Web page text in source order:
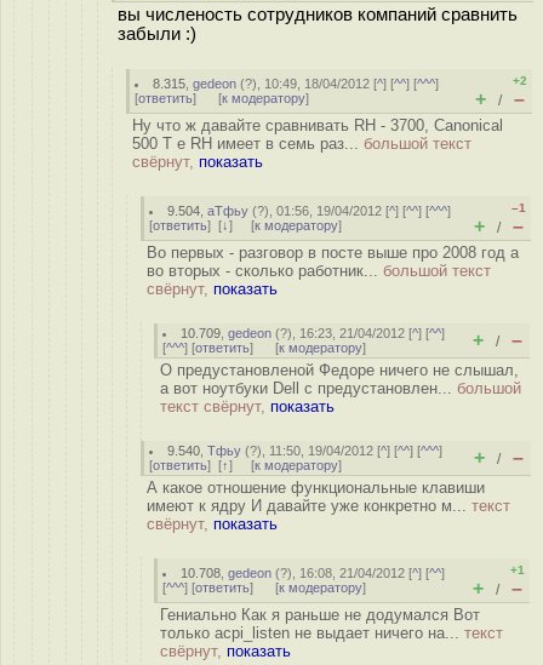
вы численость сотрудников компаний сравнить
забыли :)
8.315 ,gedeon (?), 10:49, 18/04/2012 [^] [^^] [^^^]
[ответить] [к модератору]
+2
+ / –
Ну что ж давайте сравнивать RH - 3700, Canonical
500 Т е RH имеет в семь раз... большой текст
свёрнут, показать
9.504 ,аТфьу (?), 01:56, 19/04/2012 [^] [^^] [^^^]
[ответить] [↓] [к модератору]
–1
+ / –
Во первых - разговор в посте выше про 2008 год а
во вторых - сколько работник... большой текст
свёрнут, показать
10.709 ,gedeon (?), 16:23, 21/04/2012 [^] [^^]
[^^^] [ответить] [к модератору] + / –
О предустановленой Федоре ничего не слышал,
а вот ноутбуки Dell c предустановлен... большой
текст свёрнут, показать
9.540 ,Тфьу (?), 11:50, 19/04/2012 [^] [^^] [^^^]
[ответить] [↑] [к модератору] + / –
А какое отношение функциональные клавиши
имеют к ядру И давайте уже конкретно м... текст
свёрнут, показать
10.708 ,gedeon (?), 16:08, 21/04/2012 [^] [^^]
[^^^] [ответить] [к модератору]
+1
+ / –
Гениально Как я раньше не додумался Вот
только acpi_listen не выдает ничего на... текст
свёрнут, показать